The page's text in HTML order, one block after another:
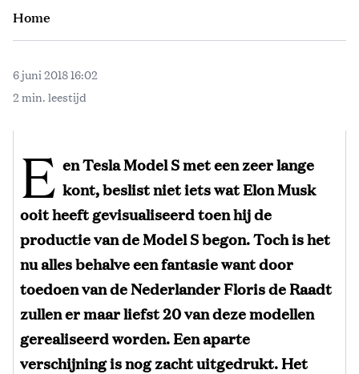
Home
6 juni 2018 16:02
2 min. leestijd
E en Tesla Model S met een zeer lange
kont, beslist niet iets wat Elon Musk
ooit heeft gevisualiseerd toen hij de
productie van de Model S begon. Toch is het
nu alles behalve een fantasie want door
toedoen van de Nederlander Floris de Raadt
zullen er maar liefst 20 van deze modellen
gerealiseerd worden. Een aparte
verschijning is nog zacht uitgedrukt. Het